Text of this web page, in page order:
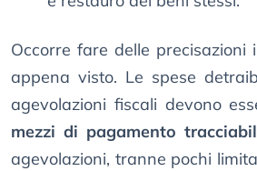
Occorre fare delle precisazioni
appena visto. Le spese
agevolazioni fiscali devono
mezzi di pagamento
agevolazioni, tranne pochi